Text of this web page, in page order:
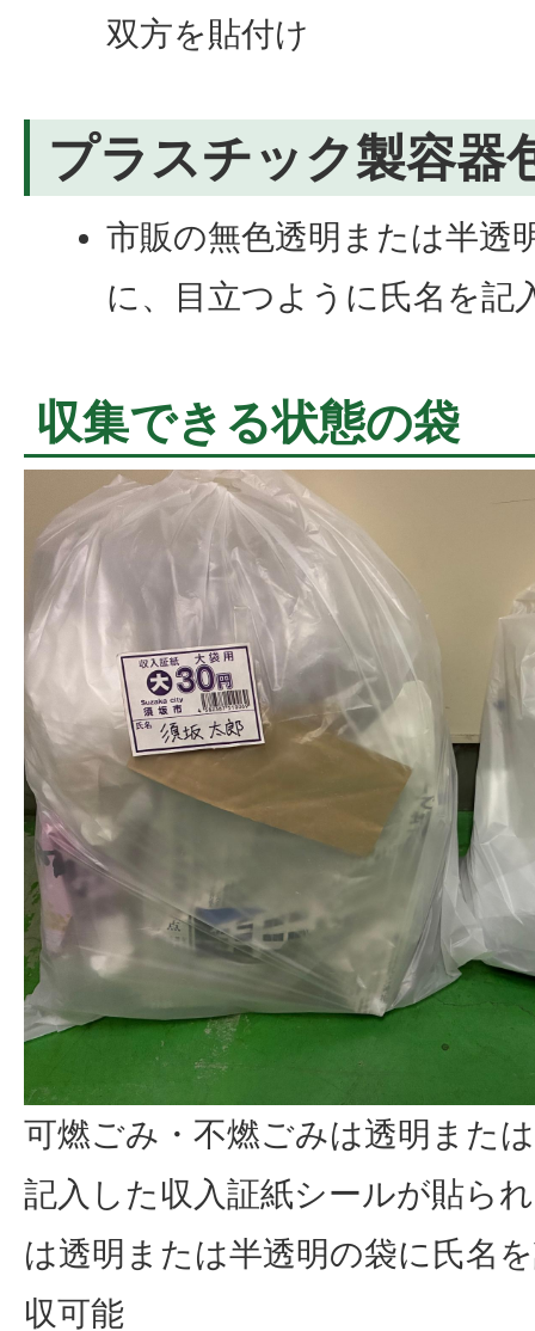
双方を貼付け
プラスチック製容器
市販の無色透明または半透
に、目立つように氏名を記
収集できる状態の袋
可燃ごみ・不燃ごみは透明また
記入した収入証紙シールが貼ら
は透明または半透明の袋に氏名
収可能